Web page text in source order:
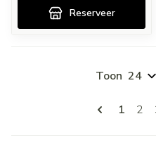
Reserveer
U lees
1 2
Toon